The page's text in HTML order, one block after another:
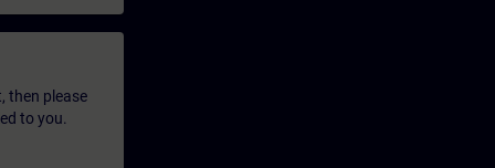
then please
to you.